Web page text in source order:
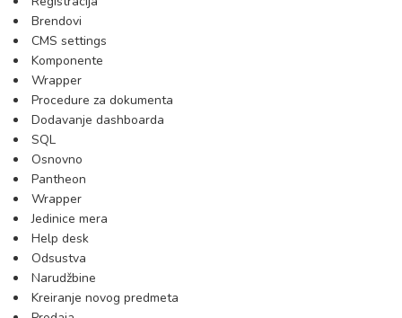
Brendovi
CMS settings
Komponente
Wrapper
Procedure za dokumenta
Dodavanje dashboarda
SQL
Osnovno
Pantheon
Wrapper
Jedinice mera
Help desk
Odsustva
Narudžbine
Kreiranje novog predmeta